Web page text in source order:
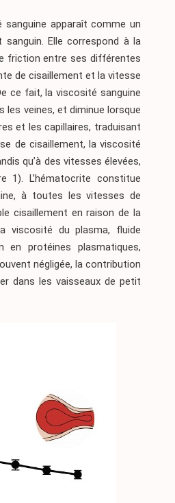
apparaît comme un
sanguin. Elle correspond à la
friction entre ses différentes
de cisaillement et la vitesse
ce fait, la viscosité sanguine
les veines, et diminue lorsque
et les capillaires, traduisant
de cisaillement, la viscosité
qu’à des vitesses élevées,
1). L’hématocrite constitue
à toutes les vitesses de
cisaillement en raison de la
viscosité du plasma, fluide
en protéines plasmatiques,
négligée, la contribution
dans les vaisseaux de petit